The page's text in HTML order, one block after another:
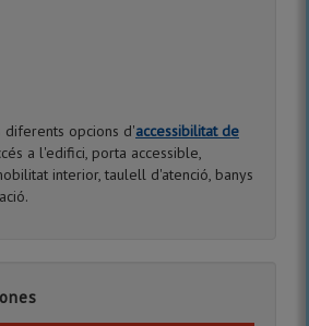
opcions d'accessibilitat de
a l'edifici, porta accessible,
interior, taulell d'atenció, banys